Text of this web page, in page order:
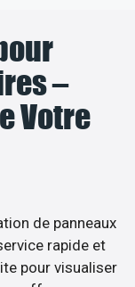
–
Votre
de panneaux
rapide et
pour visualiser